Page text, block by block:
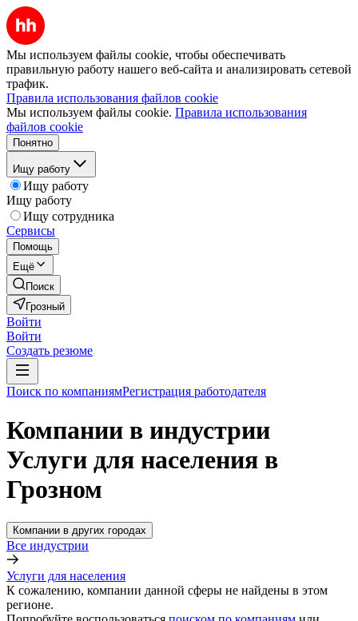
Мы используем файлы cookie, чтобы обеспечивать
правильную работу нашего веб-сайта и анализировать сетевой
трафик.
Правила использования файлов cookie
Мы используем файлы cookie. Правила использования
файлов cookie
Понятно
Ищу работу
Ищу работу
Ищу работу
Ищу сотрудника
Сервисы
Помощь
Ещё
Поиск
Грозный
Войти
Войти
Создать резюме
Поиск по компаниямРегистрация работодателя
Компании в индустрии
Услуги для населения в
Грозном
Компании в других городах
Все индустрии
Услуги для населения
К сожалению, компании данной сферы не найдены в этом
регионе.